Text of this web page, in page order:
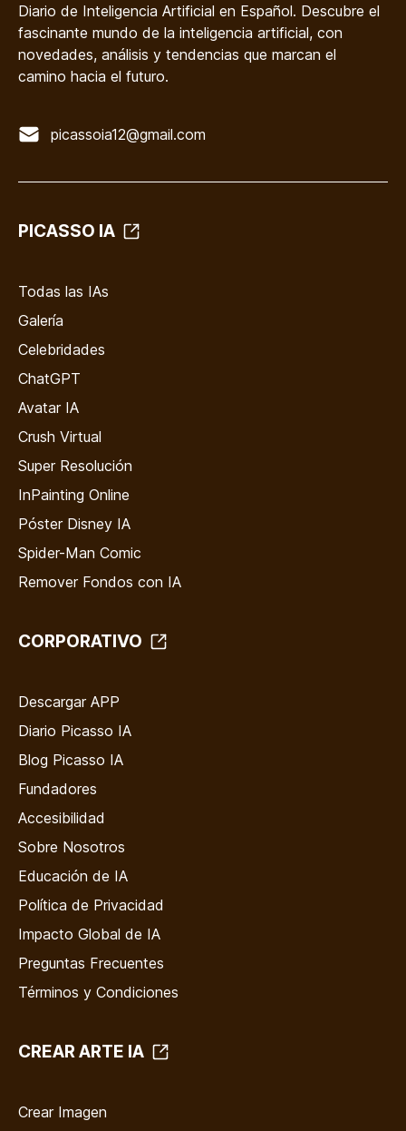
Diario de Inteligencia Artificial en Español. Descubre el
fascinante mundo de la inteligencia artificial, con
novedades, análisis y tendencias que marcan el
camino hacia el futuro.
picassoia12@gmail.com
PICASSO IA
Todas las IAs
Galería
Celebridades
ChatGPT
Avatar IA
Crush Virtual
Super Resolución
InPainting Online
Póster Disney IA
Spider-Man Comic
Remover Fondos con IA
CORPORATIVO
Descargar APP
Diario Picasso IA
Blog Picasso IA
Fundadores
Accesibilidad
Sobre Nosotros
Educación de IA
Política de Privacidad
Impacto Global de IA
Preguntas Frecuentes
Términos y Condiciones
CREAR ARTE IA
Crear Imagen